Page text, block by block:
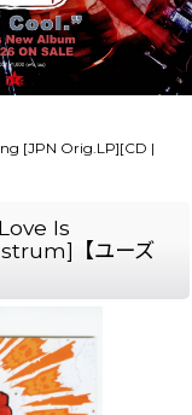
[JPN Orig.LP][CD |
Is
【ユーズ